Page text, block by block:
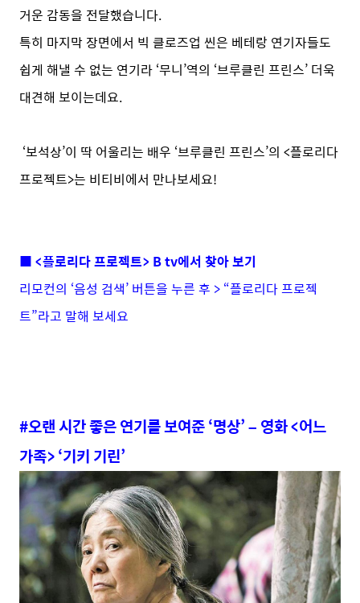
거운 감동을 전달했습니다.
특히 마지막 장면에서 빅 클로즈업 씬은 베테랑 연기자들도
쉽게 해낼 수 없는 연기라 ‘무니’역의 ‘브루클린 프린스’ 더욱
대견해 보이는데요.
‘보석상’이 딱 어울리는 배우 ‘브루클린 프린스’의 <플로리다
프로젝트>는 비티비에서 만나보세요!
■ <플로리다 프로젝트> B tv에서 찾아 보기
리모컨의 ‘음성 검색’ 버튼을 누른 후 > “플로리다 프로젝
트”라고 말해 보세요
#오랜 시간 좋은 연기를 보여준 ‘명상’ – 영화 <어느
가족> ‘기키 기린’